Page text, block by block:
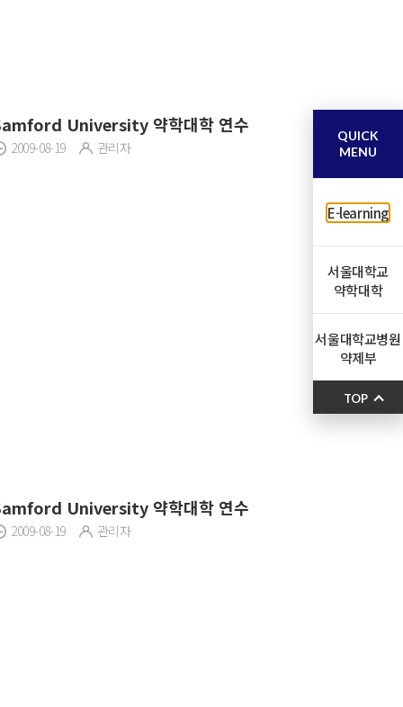
University 약학대학 연수
2009-08-19 관리자
University 약학대학 연수
2009-08-19 관리자
QUICK
MENU
E-learning
서울대학교
약학대학
서울대학교병원
약제부
TOP